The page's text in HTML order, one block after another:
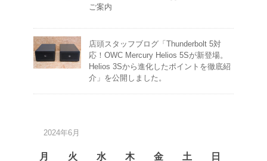
ご案内
店頭スタッフブログ「Thunderbolt 5対
応！OWC Mercury Helios 5Sが新登場。
Helios 3Sから進化したポイントを徹底紹
介」を公開しました。
2024年6月
月 火 水 木 金 土 日